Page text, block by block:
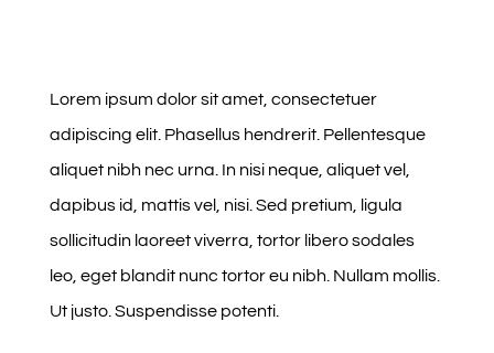
Lorem ipsum dolor sit amet, consectetuer
adipiscing elit. Phasellus hendrerit. Pellentesque
aliquet nibh nec urna. In nisi neque, aliquet vel,
dapibus id, mattis vel, nisi. Sed pretium, ligula
sollicitudin laoreet viverra, tortor libero sodales
leo, eget blandit nunc tortor eu nibh. Nullam mollis.
Ut justo. Suspendisse potenti.